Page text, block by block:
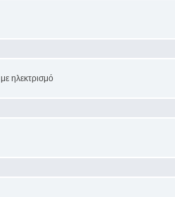
ηλεκτρισμό